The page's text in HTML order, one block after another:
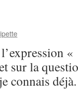
sur la
connais déjà.